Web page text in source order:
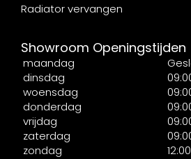
Radiator vervangen
Showroom Openingstijden
maandag
dinsdag
woensdag
donderdag
vrijdag
zaterdag
zondag